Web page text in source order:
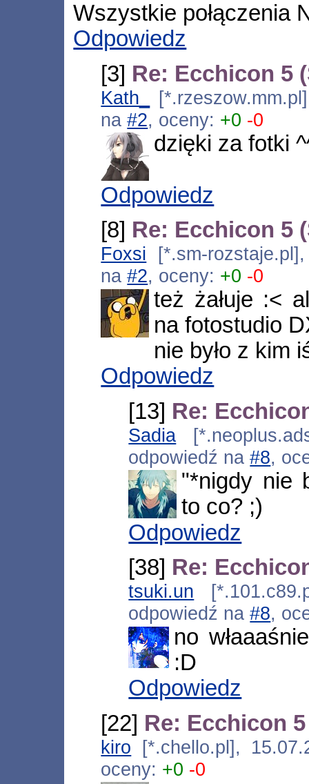
Wszystkie połączenia
Odpowiedz
[3] Re: Ecchicon 5
Kath_
na#2, oceny: +0 -0
dzięki za fotki
Odpowiedz
[8] Re: Ecchicon 5
Foxsi [*.sm-
na#2, oceny: +0 -0
też żałuje :<
na fotostudio
nie było z kim
Odpowiedz
[13] Re:
Sadia
odpowiedź na#8,
"*nigdy nie
to co? ;)
Odpowiedz
[38] Re:
tsuki.un
odpowiedź na#8,
no
:D
Odpowiedz
[22] Re: Ecchicon
kiro [*.chello.pl],
oceny: +0 -0